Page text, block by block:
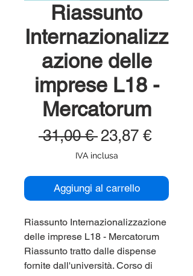
Riassunto
Internazionalizz
azione delle
imprese L18 -
Mercatorum
31,00 € Prezzo
regolare
23,87 €Prezzo
IVA inclusa
Aggiungi al carrello
Riassunto Internazionalizzazione
delle imprese L18 - Mercatorum
Riassunto tratto dalle dispense
fornite dall'università. Corso di